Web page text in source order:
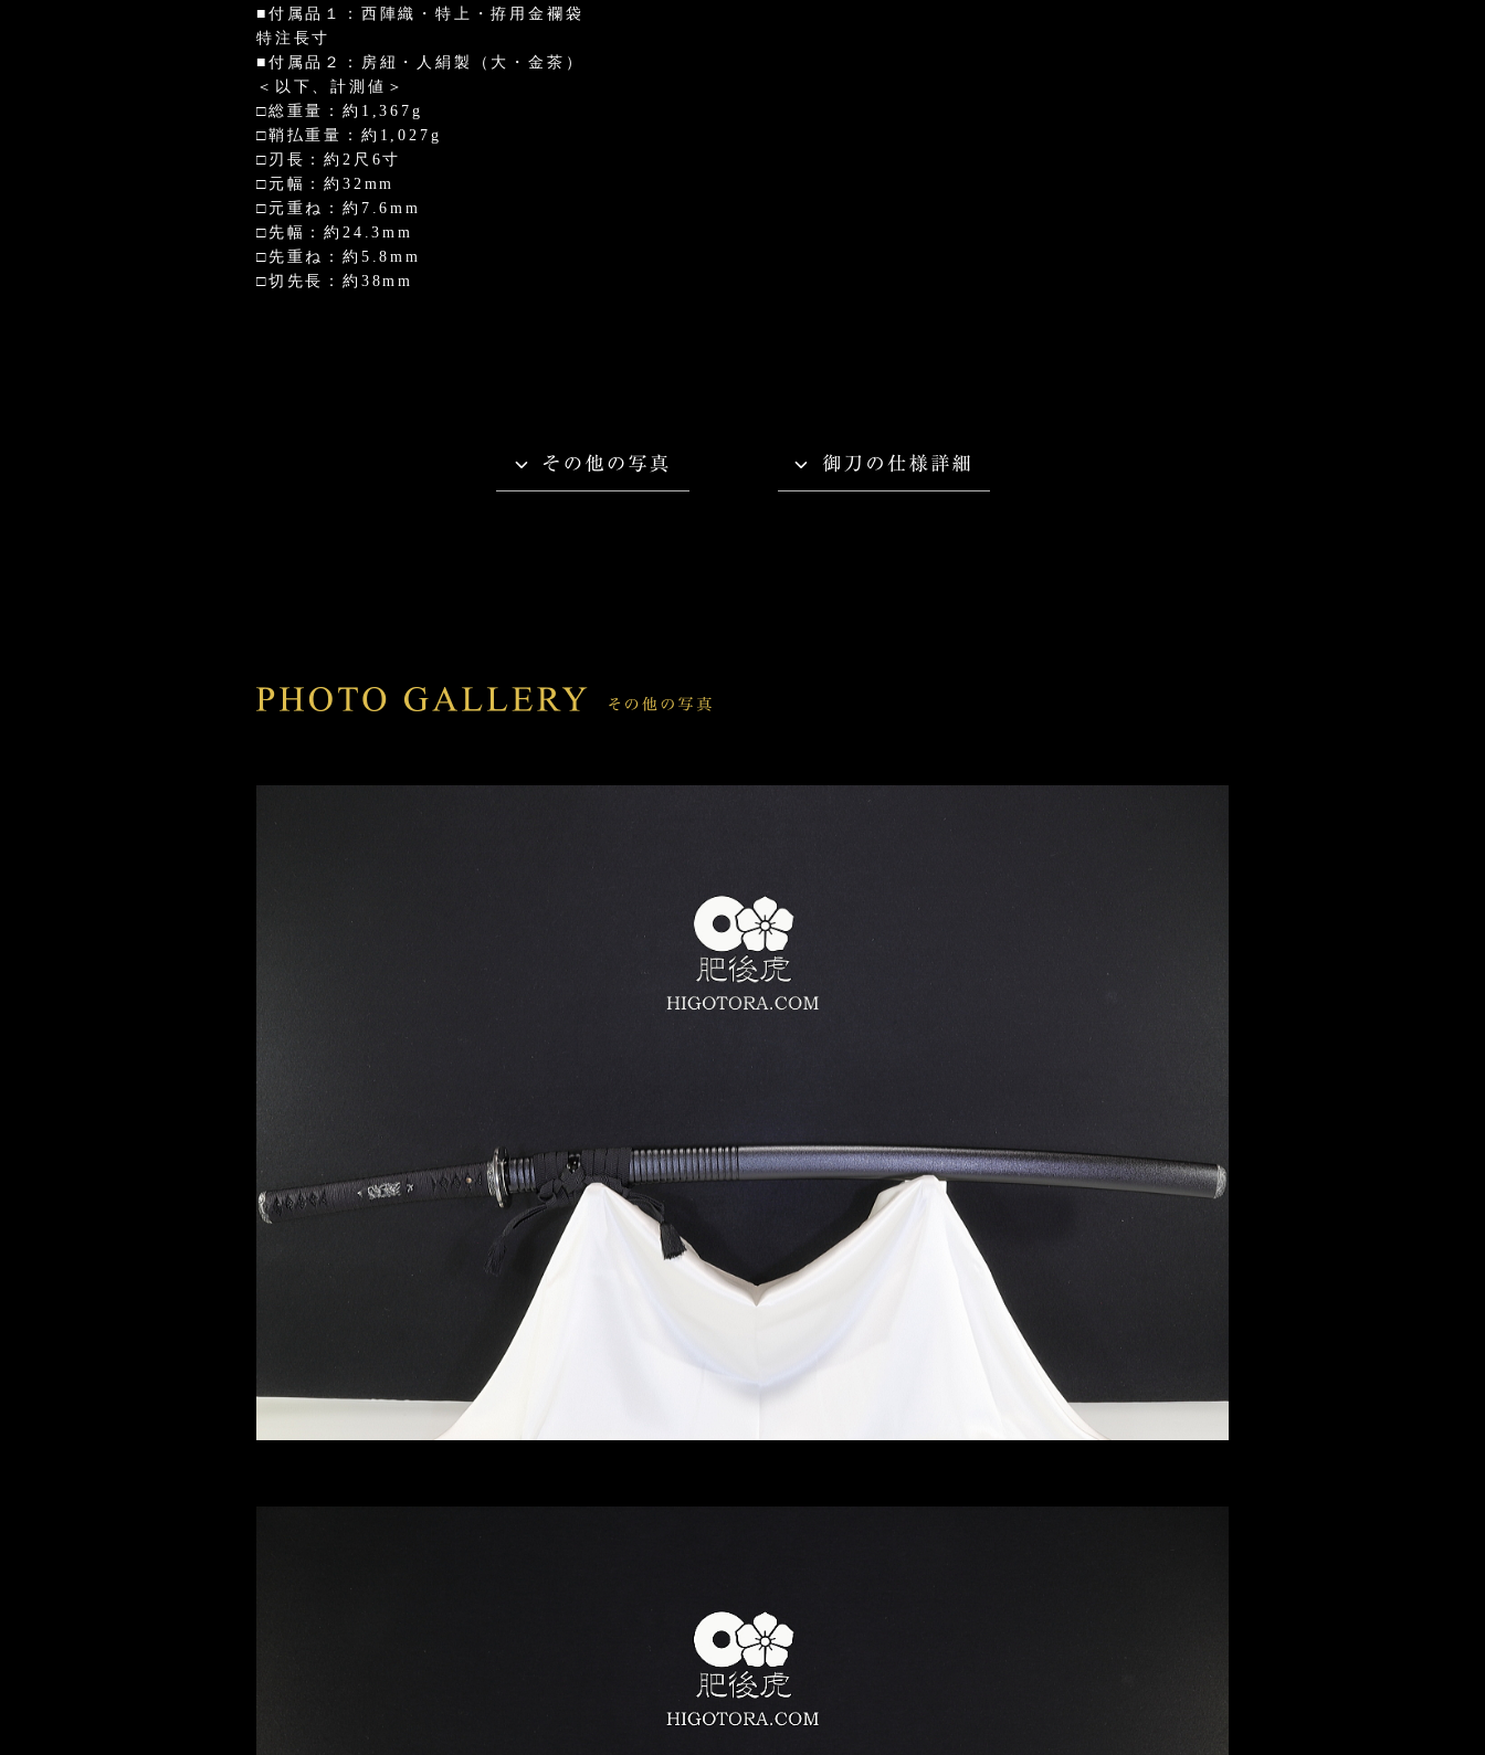
■付属品１：西陣織・特上・拵用金襴袋
特注長寸
■付属品２：房紐・人絹製（大・金茶）
＜以下、計測値＞
□総重量：約1,367g
□鞘払重量：約1,027g
□刃長：約2尺6寸
□元幅：約32mm
□元重ね：約7.6mm
□先幅：約24.3mm
□先重ね：約5.8mm
□切先長：約38mm